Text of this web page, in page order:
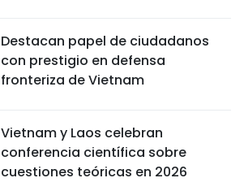
Destacan papel de ciudadanos
con prestigio en defensa
fronteriza de Vietnam
Vietnam y Laos celebran
conferencia científica sobre
cuestiones teóricas en 2026